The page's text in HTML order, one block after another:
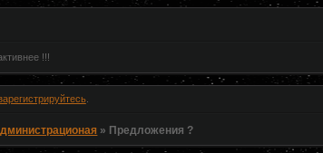
!!!
.
» Предложения ?